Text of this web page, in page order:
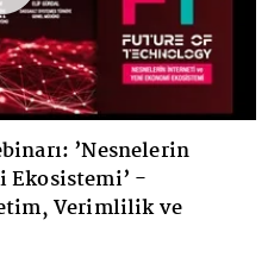
’Nesnelerin
Ekosistemi’ -
Verimlilik ve
paneli